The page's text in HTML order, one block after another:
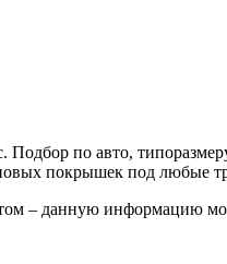
по авто,
покрышек под любые
– данную информацию